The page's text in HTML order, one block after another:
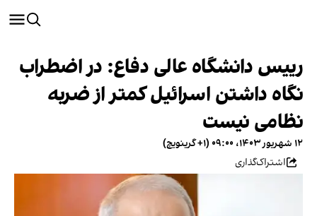
رییس دانشگاه عالی دفاع: در اضطراب
نگاه داشتن اسرائیل کمتر از ضربه
نظامی نیست
۱۲ شهریور ۱۴۰۳، ۰۹:۰۰ (‎+۱ گرینویچ)
اشتراک‌گذاری